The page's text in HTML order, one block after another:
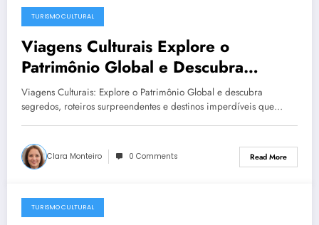
December 23, 2025
TURISMO CULTURAL
Viagens Culturais Explore o
Patrimônio Global e Descubra
Destinos Imperdíveis de Turismo
Cultural
Viagens Culturais: Explore o Patrimônio Global e descubra
segredos, roteiros surpreendentes e destinos imperdíveis que…
Clara Monteiro 0 Comments Read More
December 23, 2025
TURISMO CULTURAL